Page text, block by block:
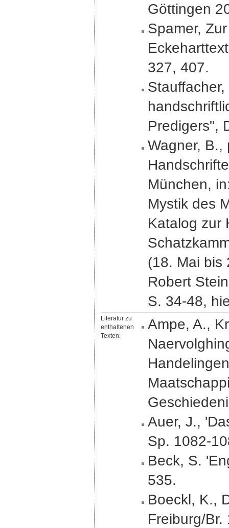
Göttingen
Spamer,
327, 407.
Predigers",
Wagner, B.,
München,
Mystik des
Katalog zur
(18. Mai bis
Robert
S. 34-48,
Literatur zu
enthaltenen
Texten:
Ampe, A.,
Auer, J.,
Sp. 1082-
Beck, S.
535.
Boeckl, K.,
Freiburg/